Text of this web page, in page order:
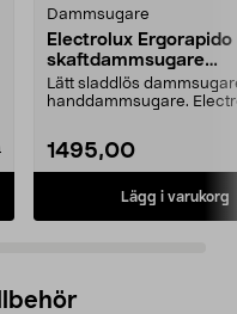
Dammsugare
Electrolux
skaftdammsugare
EERC73SW
Lätt sladdlös
handdammsugare.
1495,00
Lägg i varukorg